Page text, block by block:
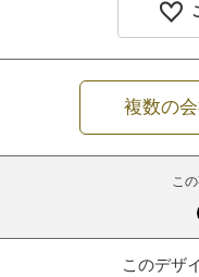
複数の
こ
このデザ